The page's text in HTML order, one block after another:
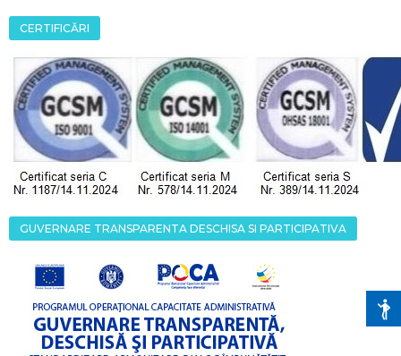
CERTIFICĂRI
GUVERNARE TRANSPARENTA DESCHISA SI PARTICIPATIVA